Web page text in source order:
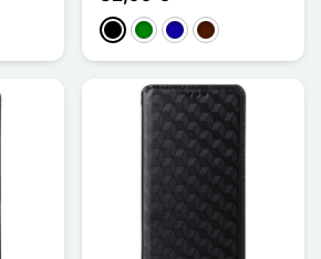
Schwarz
GrünDunkelblau
Dunkelbraun